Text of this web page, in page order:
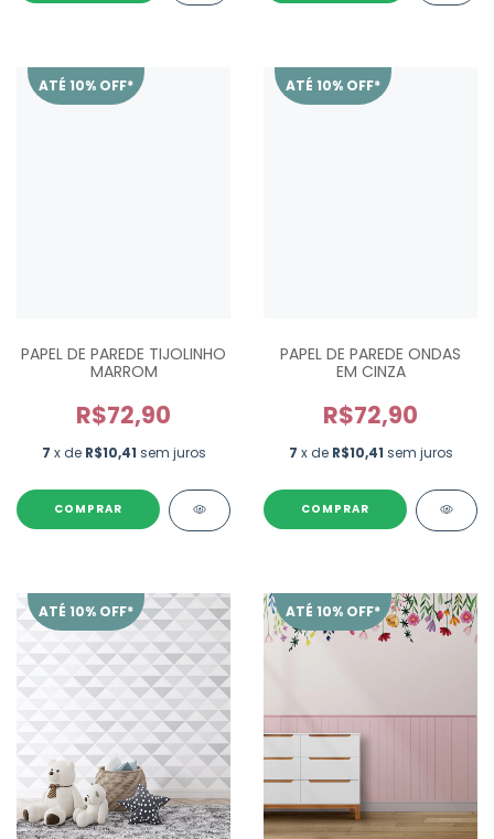
ATÉ 10% OFF*
PAPEL DE PAREDE TIJOLINHO
MARROM
R$72,90
7 x de R$10,41 sem juros
ATÉ 10% OFF*
PAPEL DE PAREDE ONDAS
EM CINZA
R$72,90
7 x de R$10,41 sem juros
ATÉ 10% OFF* ATÉ 10% OFF*